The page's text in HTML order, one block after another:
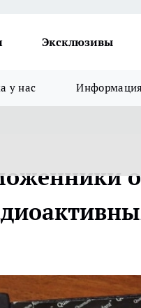
Эксклюзивы
у нас